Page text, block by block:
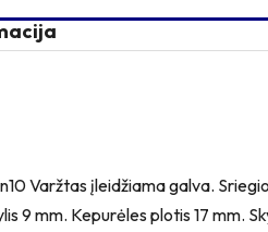
Varžtas įleidžiama galva.
9 mm. Kepurėles plotis 17 mm.